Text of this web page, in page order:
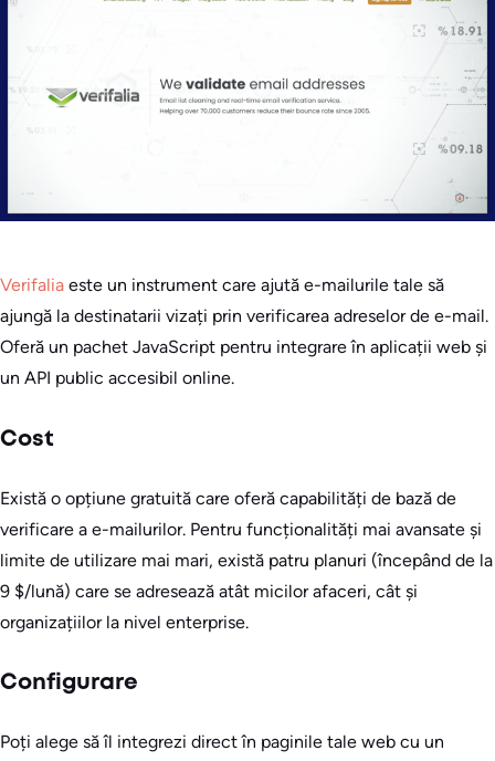
Verifalia este un instrument care ajută e-mailurile tale să
ajungă la destinatarii vizați prin verificarea adreselor de e-mail.
Oferă un pachet JavaScript pentru integrare în aplicații web și
un API public accesibil online.
Cost
Există o opțiune gratuită care oferă capabilități de bază de
verificare a e-mailurilor. Pentru funcționalități mai avansate și
limite de utilizare mai mari, există patru planuri (începând de la
9 $/lună) care se adresează atât micilor afaceri, cât și
organizațiilor la nivel enterprise.
Configurare
Poți alege să îl integrezi direct în paginile tale web cu un